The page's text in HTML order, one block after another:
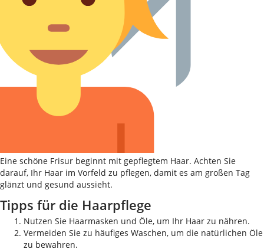
Eine schöne Frisur beginnt mit gepflegtem Haar. Achten Sie
darauf, Ihr Haar im Vorfeld zu pflegen, damit es am großen Tag
glänzt und gesund aussieht.
Tipps für die Haarpflege
Nutzen Sie Haarmasken und Öle, um Ihr Haar zu nähren.
Vermeiden Sie zu häufiges Waschen, um die natürlichen Öle
zu bewahren.